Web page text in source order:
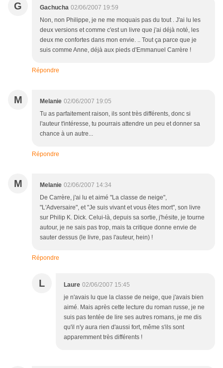
G Gachucha 02/06/2007 19:59
Non, non Philippe, je ne me moquais pas du tout . J'ai lu les
deux versions et comme c'est un livre que j'ai déjà noté, les
deux me confortes dans mon envie. .. Tout ça parce que je
suis comme Anne, déjà aux pieds d'Emmanuel Carrère !
Répondre
M Melanie 02/06/2007 19:05
Tu as parfaitement raison, ils sont très différents, donc si
l'auteur t'intéresse, tu pourrais attendre un peu et donner sa
chance à un autre...
Répondre
M Melanie 02/06/2007 14:34
De Carrère, j'ai lu et aimé "La classe de neige",
"L'Adversaire", et "Je suis vivant et vous êtes mort", son livre
sur Philip K. Dick. Celui-là, depuis sa sortie, j'hésite, je tourne
autour, je ne sais pas trop, mais ta critique donne envie de
sauter dessus (le livre, pas l'auteur, hein) !
Répondre
L Laure 02/06/2007 15:45
je n'avais lu que la classe de neige, que j'avais bien
aimé. Mais après cette lecture du roman russe, je ne
suis pas tentée de lire ses autres romans, je me dis
qu'il n'y aura rien d'aussi fort, même s'ils sont
apparemment très différents !